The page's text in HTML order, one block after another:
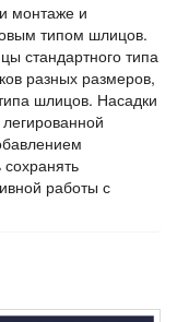
монтаже и
типом шлицов.
стандартного типа
разных размеров,
шлицов. Насадки
работы с